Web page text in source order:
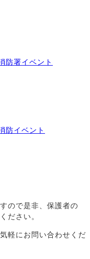
ので是非、保護者の
ださい。
軽にお問い合わせくだ